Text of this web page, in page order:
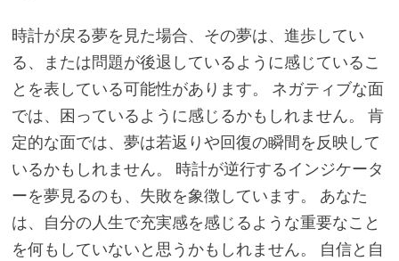
時計が戻る夢を見た場合、その夢は、進歩してい
る、または問題が後退しているように感じているこ
とを表している可能性があります。 ネガティブな面
では、困っているように感じるかもしれません。 肯
定的な面では、夢は若返りや回復の瞬間を反映して
いるかもしれません。 時計が逆行するインジケータ
ーを夢見るのも、失敗を象徴しています。 あなた
は、自分の人生で充実感を感じるような重要なこと
を何もしていないと思うかもしれません。 自信と自